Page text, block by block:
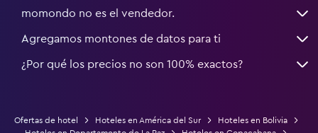
momondo no es el vendedor.
Agregamos montones de datos para ti
¿Por qué los precios no son 100% exactos?
Ofertas de hotel Hoteles en América del Sur
Hoteles en Bolivia